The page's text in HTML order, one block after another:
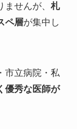
せんが、 札
ペ層が集中し
市立病院・私
優秀な医師が